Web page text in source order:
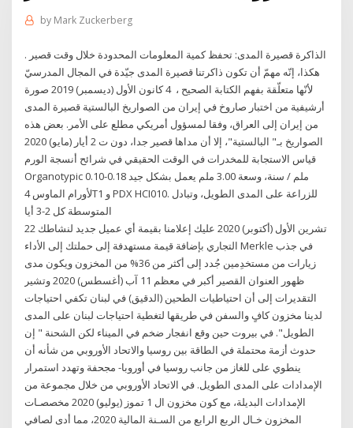
by Mark Zuckerberg
الذاكرة قصيرة المدى: تحفظ كمية المعلومات المحدودة خلال وقت قصير .
هكذا، إنّه مهمّ أن تكون ذاكرتنا قصيرة المدى جيّدة في المجال المدرسيّ
لأنّها متعلّقة بفهم الكتابة الصحيح ، 4 كانون الأول (ديسمبر) 2019 صورة
أرشيفية من اختبار صاروخ في إيران من الصواريخ البالستية قصيرة المدى
من إيران إلى العراق، وفقا لمسؤول أمريكي مطلع على الأمر. بعض هذه
الصواريخ بـ" البالستية"، إلا أن مداها قصير جدا، دون ت 2 أيار (مايو) 2020
قياس الاستجابة للمخدرات في الوقت الحقيقي في شرائح أنسجة الورم
Organotypic 0.10-0.18 ملم / سنة، وسعة 3.00 ملم يعمل بشكل جيد
لأورام الماوس 4T1 و PDX HCI010. للزراعة على المدى الطويل، وتبادل
المتوسطة كل 2-3 أيا
22 تشرين الأول (أكتوبر) 2020 عليك إعلامنا بقيمة أي عميل جديد لنشاطك
التجاري بإضافة قيمة مستهدفة إلى حملتك إلى الأداء Merkle في جذب
زيارات من مستخدِمين جُدد إلى أكثر من 36% من المخزون ويكون مدى
ظهور العنوان القصير أكبر في معظم 11 آب (أغسطس) 2020 وتشير
التقديرات إلى أن احتياطيات الطحين (الدقيق) في لبنان تكفي احتياجات
لدينا مخزون كافٍ والسفن في طريقها لتغطية احتياجات لبنان على المدى
الطويل". في بيروت حين وقع انفجار ضخم في الميناء لكن الشحنة " إن
حدوث أزمة محتملة في الطاقة بين روسيا والاتحاد الأوروبي من شأنه أن
ينطوي على للغاز من جانب روسيا في أوروبا- مجحفة وتهدد استمرار
الإمدادات على المدى الطويل. في الاتحاد الأوروبي من خلال مجموعة من
الإمدادات البديلة، مع كون مخزون ال 1 تموز (يوليو) 2020 مخصصـات
المخزون خـال الربع الرابع من السـنة المالية 2020، مما أدى لصافي